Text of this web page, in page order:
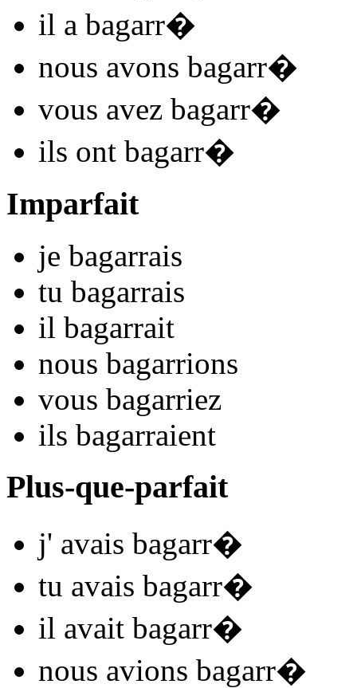
il a bagarr�
nous avons bagarr�
vous avez bagarr�
ils ont bagarr�
Imparfait
je bagarrais
tu bagarrais
il bagarrait
nous bagarrions
vous bagarriez
ils bagarraient
Plus-que-parfait
j' avais bagarr�
tu avais bagarr�
il avait bagarr�
nous avions bagarr�